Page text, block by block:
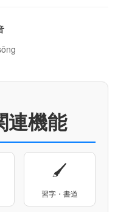
連機能
🖌
習字・書道